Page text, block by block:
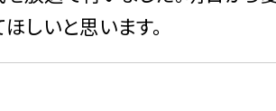
しいと思います。